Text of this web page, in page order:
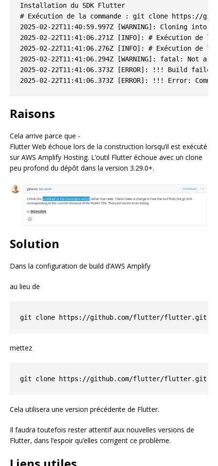
Installation du SDK Flutter
# Exécution de la commande : git clone https://
2025-02-22T11:40:59.997Z [WARNING]: Cloning
2025-02-22T11:41:06.271Z [INFO]: # Exécution de
2025-02-22T11:41:06.276Z [INFO]: # Exécution
2025-02-22T11:41:06.294Z [WARNING]: fatal: Not a
2025-02-22T11:41:06.373Z [ERROR]: !!! Build failed
Raisons
Cela arrive parce que -
Flutter Web échoue lors de la construction lorsqu’il est exécuté
sur AWS Amplify Hosting. L’outil Flutter échoue avec un clone
peu profond du dépôt dans la version 3.29.0+.
Solution
Dans la configuration de build d’AWS Amplify
au lieu de
mettez
Cela utilisera une version précédente de Flutter.
Il faudra toutefois rester attentif aux nouvelles versions de
Flutter, dans l’espoir qu’elles corrigent ce problème.